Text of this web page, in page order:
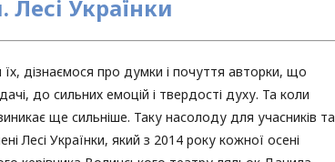
Лесі Українки
дізнаємося про думки і почуття авторки, що
до сильних емоцій і твердості духу. Та коли
ще сильніше. Таку насолоду для учасників та
Лесі Українки, який з 2014 року кожної осені